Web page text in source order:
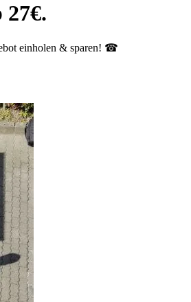
einholen & sparen! ☎